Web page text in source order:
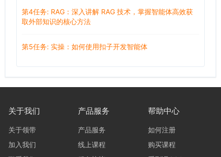
第4任务: RAG：深入讲解 RAG 技术，掌握智能体高效获
取外部知识的核心方法
第5任务: 实操：如何使用扣子开发智能体
关于我们
关于领带
加入我们
产品服务
产品服务
线上课程
帮助中心
如何注册
购买课程